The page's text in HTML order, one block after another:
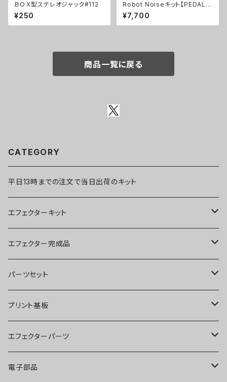
ＢＯＸ型ステレオジャック#112
¥250
Robot Noiseキット【PEDAL F
REAKS】
¥7,700
商品一覧に戻る
CATEGORY
平日13時までの注文で当日出荷のキット
エフェクターキット
ブースター
オーバードライブ
ディストーション
ファズ
プリアンプ
エフェクター完成品
ブースター
オーバードライブ
ディストーション
ファズ
パーツセット
ブースター
オーバードライブ
ディストーション
プリント基板
オーバードライブ
ディストーション
エフェクターパーツ
スイッチ
電子部品